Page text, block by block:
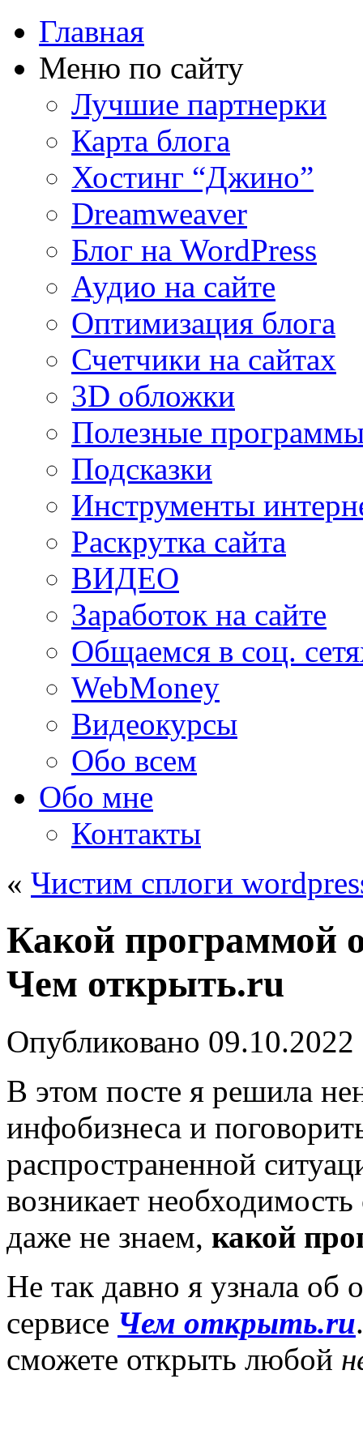
Главная
Меню по сайту
Лучшие партнерки
Карта блога
Хостинг “Джино”
Dreamweaver
Блог на WordPress
Аудио на сайте
Оптимизация блога
Счетчики на сайтах
3D обложки
Полезные
Подсказки
Инструменты
Раскрутка сайта
ВИДЕО
Заработок на сайте
Общаемся в соц.
WebMoney
Видеокурсы
Обо всем
Обо мне
Контакты
« Чистим сплоги
Какой программой
Чем открыть.ru
Опубликовано 09.10.2022
В этом посте я решила
инфобизнеса и
распространенной
возникает
даже не знаем, какой
Не так давно я узнала
сервисе Чем открыть.ru
сможете открыть любой